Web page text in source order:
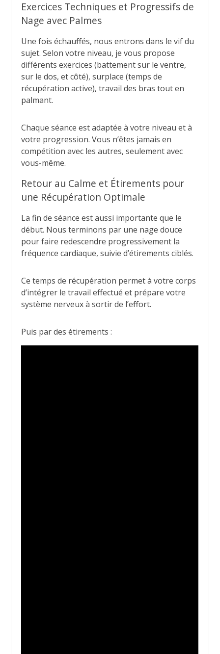
Exercices Techniques et Progressifs de
Nage avec Palmes
Une fois échauffés, nous entrons dans le vif du
sujet. Selon votre niveau, je vous propose
différents exercices (battement sur le ventre,
sur le dos, et côté), surplace (temps de
récupération active), travail des bras tout en
palmant.
Chaque séance est adaptée à votre niveau et à
votre progression. Vous n’êtes jamais en
compétition avec les autres, seulement avec
vous-même.
Retour au Calme et Étirements pour
une Récupération Optimale
La fin de séance est aussi importante que le
début. Nous terminons par une nage douce
pour faire redescendre progressivement la
fréquence cardiaque, suivie d’étirements ciblés.
Ce temps de récupération permet à votre corps
d’intégrer le travail effectué et prépare votre
système nerveux à sortir de l’effort.
Puis par des étirements :